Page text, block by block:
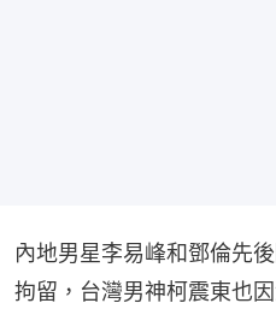
內地男星李易峰和鄧倫先
拘留，台灣男神柯震東也